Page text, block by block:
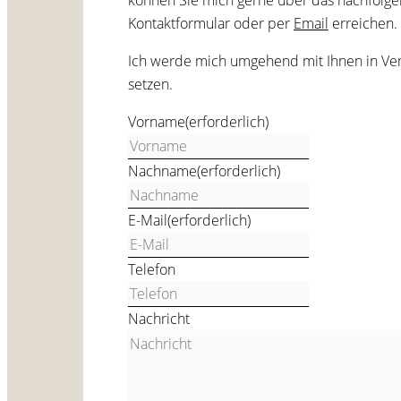
Kontaktformular oder per Email erreichen.
Ich werde mich umgehend mit Ihnen in
setzen.
Vorname(erforderlich)
Nachname(erforderlich)
E-Mail(erforderlich)
Telefon
Nachricht